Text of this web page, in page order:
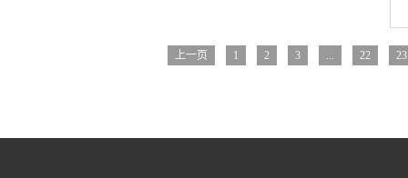
上一页 1 2 3 ... 22 23